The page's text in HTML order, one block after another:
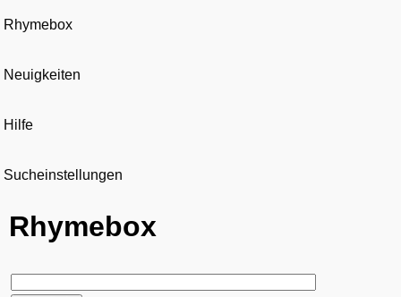
Rhymebox
Neuigkeiten
Hilfe
Sucheinstellungen
Rhymebox